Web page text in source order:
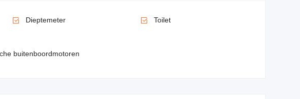
Dieptemeter Toilet